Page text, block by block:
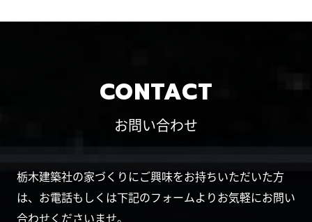
CONTACT
お問い合わせ
栃木建築社の家づくりにご興味をお持ちいただいた方
は、お電話もしくは下記のフォームよりお気軽にお問い
合わせくださいませ。